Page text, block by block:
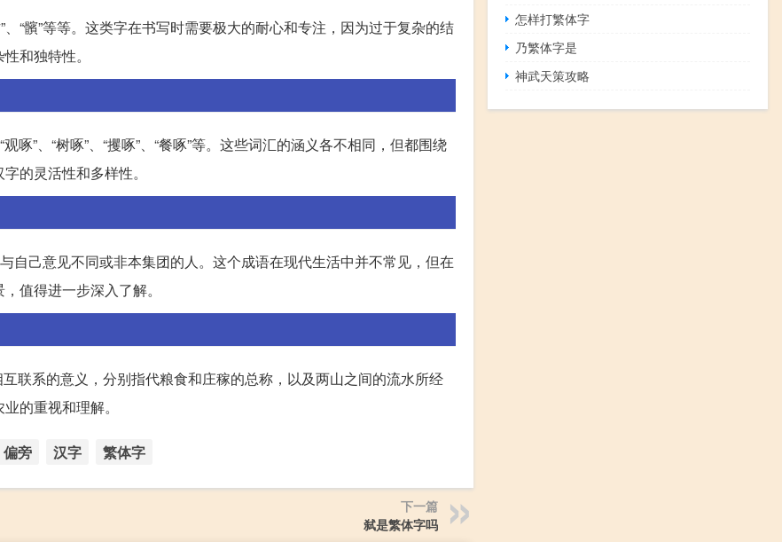
、“髕”等等。这类字在书写时需要极大的耐心和专注，因为过于复杂的结
和独特性。
啄”、“树啄”、“攫啄”、“餐啄”等。这些词汇的涵义各不相同，但都围绕
的灵活性和多样性。
自己意见不同或非本集团的人。这个成语在现代生活中并不常见，但在
值得进一步深入了解。
互联系的意义，分别指代粮食和庄稼的总称，以及两山之间的流水所经
的重视和理解。
偏旁 汉字 繁体字
下一篇
弑是繁体字吗
怎样打繁体字
乃繁体字是
神武天策攻略